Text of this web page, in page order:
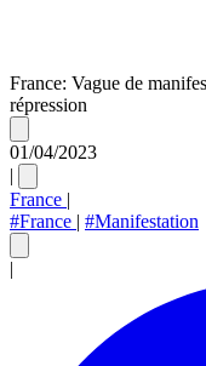
France: Vague de
répression
01/04/2023
|
France |
#France | #Manifestation
|